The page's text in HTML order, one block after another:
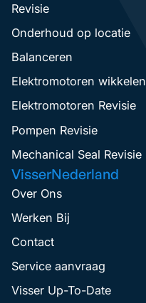
Revisie
Onderhoud op locatie
Balanceren
Elektromotoren wikkelen
Elektromotoren Revisie
Pompen Revisie
Mechanical Seal Revisie
VisserNederland
Over Ons
Werken Bij
Contact
Service aanvraag
Visser Up-To-Date